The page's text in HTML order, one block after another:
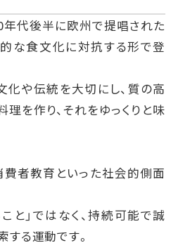
年代後半に欧州で提唱された
的な食文化に対抗する形で登
化や伝統を大切にし、質の高
を作り、それをゆっくりと味
費者教育といった社会的側面
と」ではなく、持続可能で誠
る運動です。